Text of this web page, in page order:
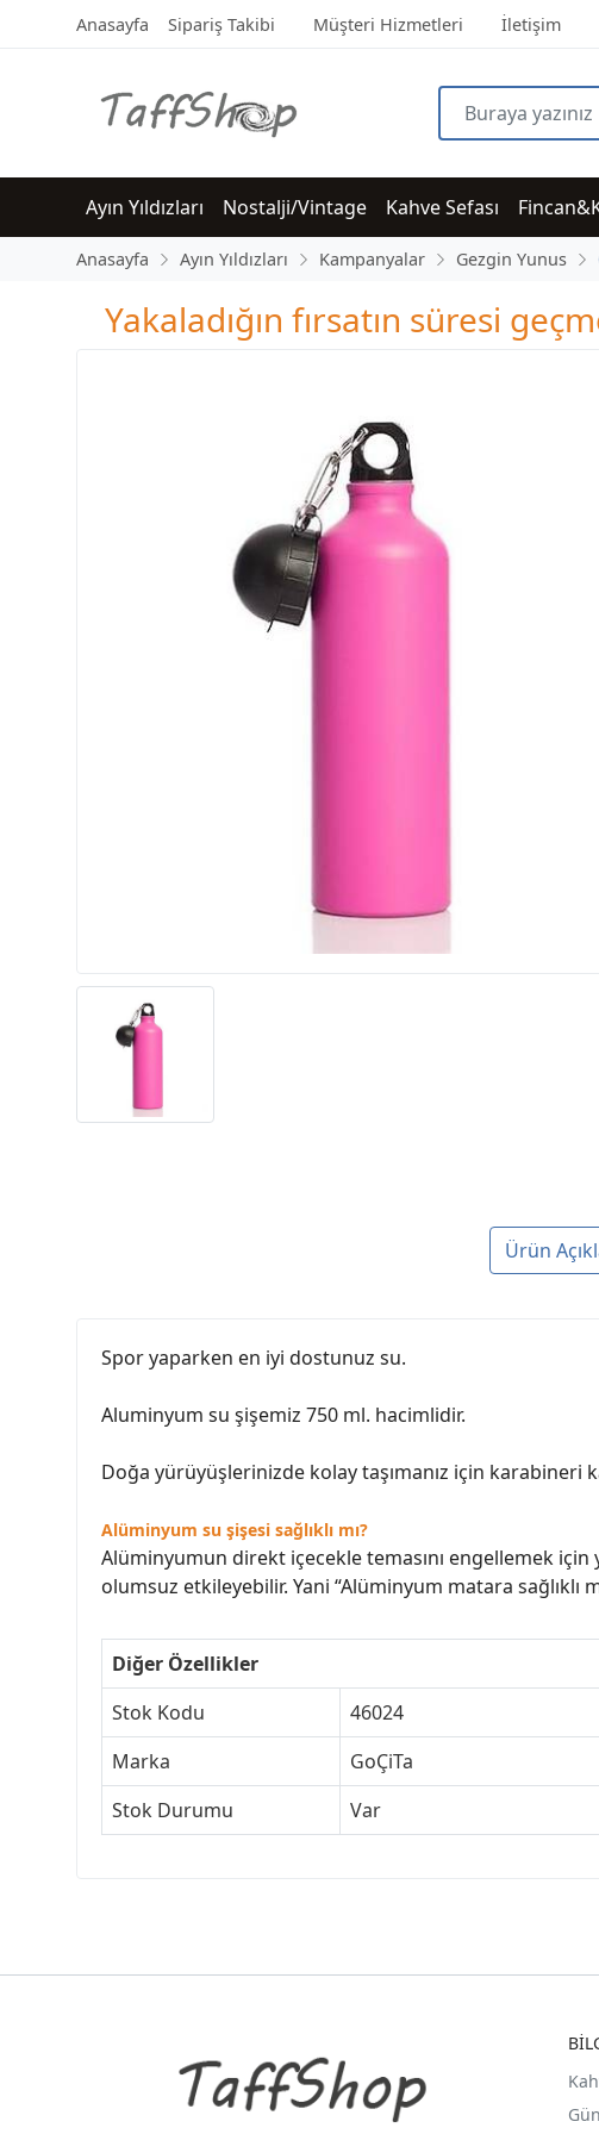
Anasayfa Sipariş Takibi Müşteri Hizmetleri İletişim
Ayın Yıldızları Nostalji/Vintage Kahve Sefası
Anasayfa Ayın Yıldızları Kampanyalar Gezgin Yunus
Yakaladığın fırsatın süresi
Ürün
Spor yaparken en iyi dostunuz su.
Aluminyum su şişemiz 750 ml. hacimlidir.
Doğa yürüyüşlerinizde kolay taşımanız için karabineri
Alüminyum su şişesi sağlıklı mı?
Alüminyumun direkt içecekle temasını engellemek için
olumsuz etkileyebilir. Yani “Alüminyum matara sağlıklı
Diğer Özellikler
Stok Kodu
46024
Marka
GoÇiTa
Stok Durumu
Var